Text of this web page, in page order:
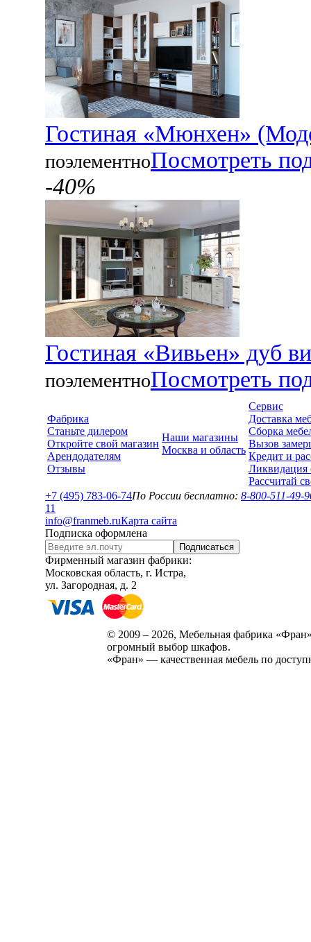
Гостиная «Мюнхен»
поэлементноПосмотреть
-40%
Гостиная «Вивьен» дуб
поэлементноПосмотреть
Фабрика
Станьте дилером
Откройте свой магазин
Арендодателям
Отзывы
Наши магазины
Москва и область
Сервис
Доставка
Сборка
Вызов
Кредит и
Ликвидация
Рассчитай
+7 (495) 783-06-74По России бесплатно: 8-800-511-49-
11
info@franmeb.ruКарта сайта
Подписка оформлена
Подписаться
Фирменный магазин фабрики:
Московская область, г. Истра,
ул. Загородная, д. 2
© 2009 – 2026, Мебельная фабрика
огромный выбор шкафов.
«Фран» — качественная мебель по